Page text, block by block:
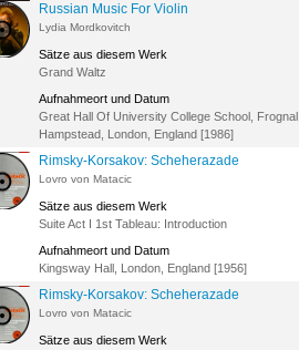
Russian Music For Violin
Lydia Mordkovitch
Sätze aus diesem Werk
Grand Waltz
Aufnahmeort und Datum
Great Hall Of University College School, Frognal,
Hampstead, London, England [1986]
Rimsky-Korsakov: Scheherazade
Lovro von Matacic
Sätze aus diesem Werk
Suite Act I 1st Tableau: Introduction
Aufnahmeort und Datum
Kingsway Hall, London, England [1956]
Rimsky-Korsakov: Scheherazade
Lovro von Matacic
Sätze aus diesem Werk